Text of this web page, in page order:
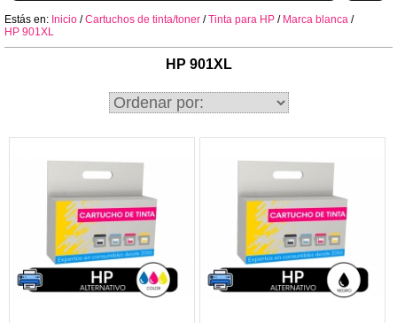
Estás en: Inicio /Cartuchos de tinta/toner /Tinta para HP / Marca blanca /
HP 901XL
HP 901XL